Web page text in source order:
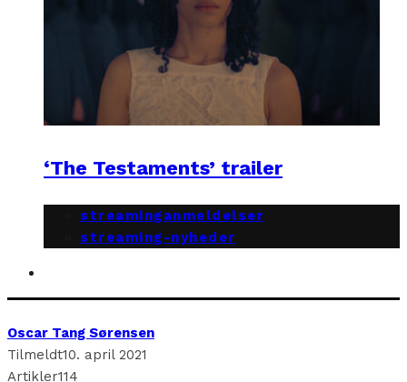
‘The Testaments’ trailer
streaminganmeldelser
streaming-nyheder
Oscar Tang Sørensen
Tilmeldt10. april 2021
Artikler114